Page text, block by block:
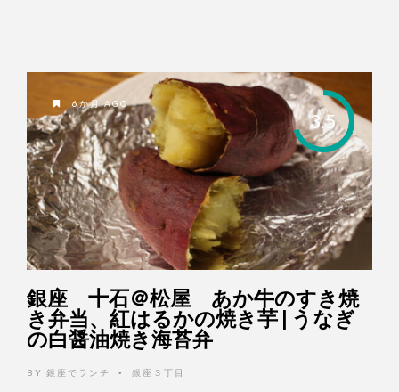
3.5
6か月 AGO
銀座 十石＠松屋 あか牛のすき焼
き弁当、紅はるかの焼き芋 | うなぎ
の白醤油焼き海苔弁
BY 銀座でランチ • 銀座３丁目